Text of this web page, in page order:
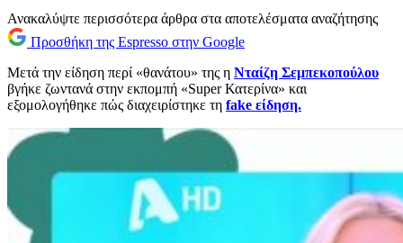
Ανακαλύψτε περισσότερα άρθρα στα αποτελέσματα αναζήτησης
Προσθήκη της Espresso στην Google
Μετά την είδηση περί «θανάτου» της η Νταίζη Σεμπεκοπούλου
βγήκε ζωντανά στην εκπομπή «Super Κατερίνα» και
εξομολογήθηκε πώς διαχειρίστηκε τη fake είδηση.